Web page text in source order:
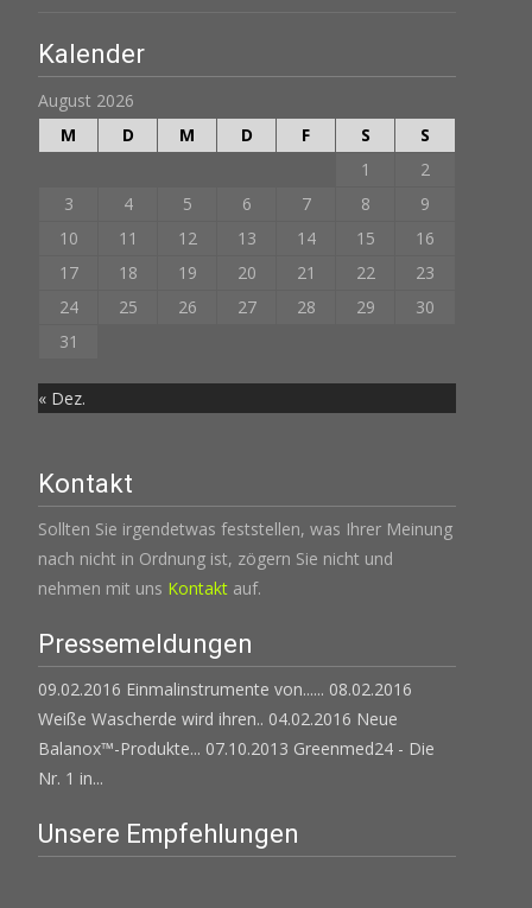
Kalender
August 2026
M
D M D F S
S
1
2
3
4 5 6 7 8
9
10
11 12 13 14 15
16
17
18 19 20 21 22
23
24
25 26 27 28 29
30
31
« Dez.
Kontakt
Sollten Sie irgendetwas feststellen, was Ihrer Meinung
nach nicht in Ordnung ist, zögern Sie nicht und
nehmen mit uns Kontakt auf.
Pressemeldungen
09.02.2016 Einmalinstrumente von...... 08.02.2016
Weiße Wascherde wird ihren.. 04.02.2016 Neue
Balanox™-Produkte... 07.10.2013 Greenmed24 - Die
Nr. 1 in...
Unsere Empfehlungen